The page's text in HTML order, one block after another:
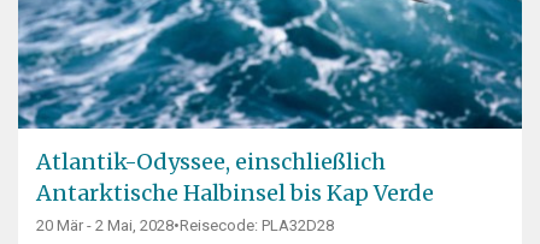
Atlantik-Odyssee, einschließlich
Antarktische Halbinsel bis Kap Verde
20 Mär - 2 Mai, 2028•Reisecode: PLA32D28